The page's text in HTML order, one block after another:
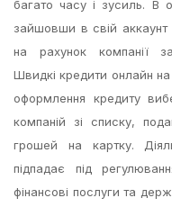
багато часу і зусиль. В
зайшовши в свій
на рахунок компанії
Швидкі кредити онлайн
оформлення кредиту
компаній зі списку,
грошей на картку.
підпадає під
фінансові послуги та